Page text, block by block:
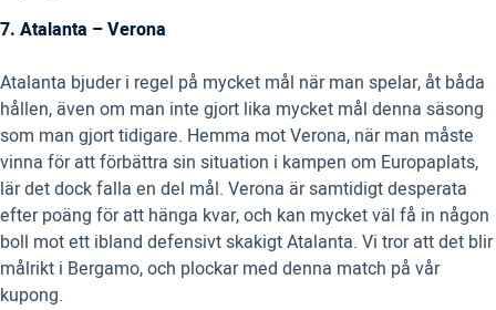
7. Atalanta – Verona
Atalanta bjuder i regel på mycket mål när man spelar, åt båda
hållen, även om man inte gjort lika mycket mål denna säsong
som man gjort tidigare. Hemma mot Verona, när man måste
vinna för att förbättra sin situation i kampen om Europaplats,
lär det dock falla en del mål. Verona är samtidigt desperata
efter poäng för att hänga kvar, och kan mycket väl få in någon
boll mot ett ibland defensivt skakigt Atalanta. Vi tror att det blir
målrikt i Bergamo, och plockar med denna match på vår
kupong.